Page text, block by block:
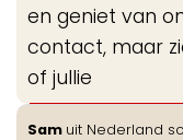
en geniet van
contact, maar
of jullie
Sam uit Nederland